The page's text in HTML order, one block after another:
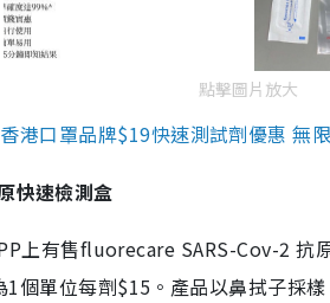
點擊圖片放大
港口罩品牌$19快速測試劑優惠 無
快速檢測盒
上有售fluorecare SARS-Cov-2 抗
個單位每劑$15。產品以鼻拭子採